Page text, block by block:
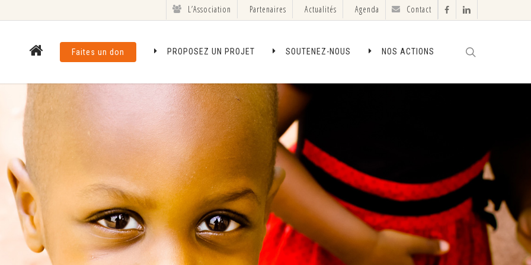
facebooklinkedin
L’Association Partenaires Actualités Agenda Contact
Faites un don PROPOSEZ UN PROJET SOUTENEZ-NOUS NOS ACTIONS